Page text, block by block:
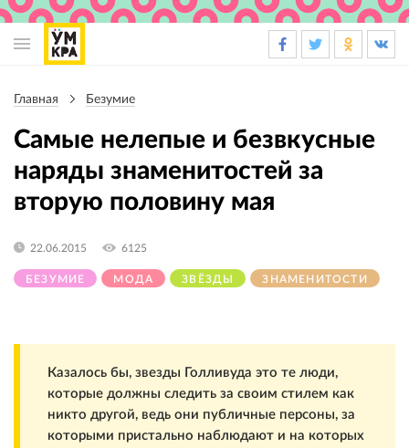
навигации
Главная Безумие
Самые нелепые и безвкусные
наряды знаменитостей за
вторую половину мая
БЕЗУМИЕ МОДА ЗВЁЗДЫ ЗНАМЕНИТОСТИ
22.06.2015 6125
Казалось бы, звезды Голливуда это те люди,
которые должны следить за своим стилем как
никто другой, ведь они публичные персоны, за
которыми пристально наблюдают и на которых